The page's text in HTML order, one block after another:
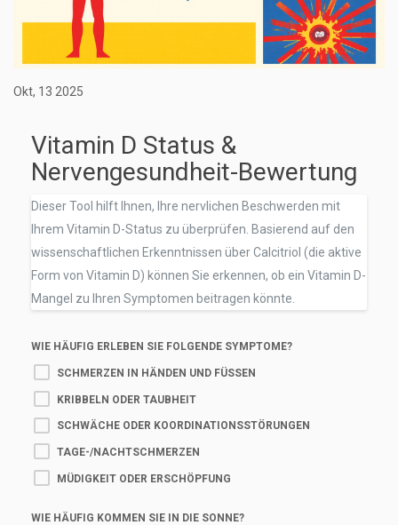
Okt, 13 2025
Vitamin D Status &
Nervengesundheit-Bewertung
Dieser Tool hilft Ihnen, Ihre nervlichen Beschwerden mit
Ihrem Vitamin D-Status zu überprüfen. Basierend auf den
wissenschaftlichen Erkenntnissen über Calcitriol (die aktive
Form von Vitamin D) können Sie erkennen, ob ein Vitamin D-
Mangel zu Ihren Symptomen beitragen könnte.
WIE HÄUFIG ERLEBEN SIE FOLGENDE SYMPTOME?
SCHMERZEN IN HÄNDEN UND FÜSSEN
KRIBBELN ODER TAUBHEIT
SCHWÄCHE ODER KOORDINATIONSSTÖRUNGEN
TAGE-/NACHTSCHMERZEN
MÜDIGKEIT ODER ERSCHÖPFUNG
WIE HÄUFIG KOMMEN SIE IN DIE SONNE?